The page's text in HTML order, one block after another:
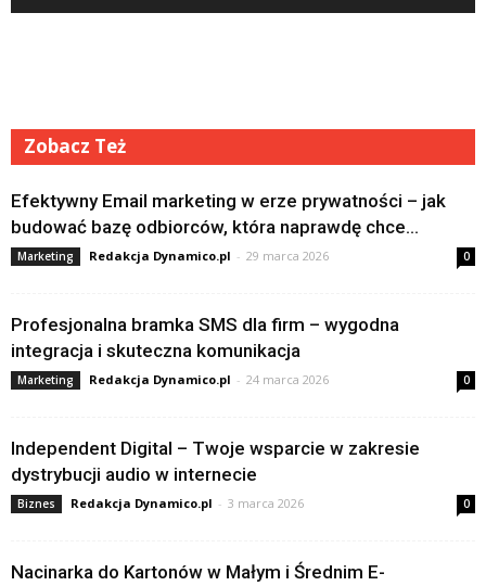
Zobacz Też
Efektywny Email marketing w erze prywatności – jak
budować bazę odbiorców, która naprawdę chce...
Marketing Redakcja Dynamico.pl - 29 marca 2026 0
Profesjonalna bramka SMS dla firm – wygodna
integracja i skuteczna komunikacja
Marketing Redakcja Dynamico.pl - 24 marca 2026 0
Independent Digital – Twoje wsparcie w zakresie
dystrybucji audio w internecie
Biznes Redakcja Dynamico.pl - 3 marca 2026 0
Nacinarka do Kartonów w Małym i Średnim E-